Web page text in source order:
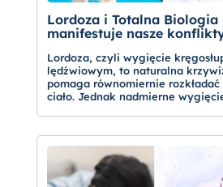
Lordoza i Totalna Biologia
manifestuje nasze
Lordoza, czyli wygięcie
lędźwiowym, to naturalna
pomaga równomiernie
ciało. Jednak nadmierne